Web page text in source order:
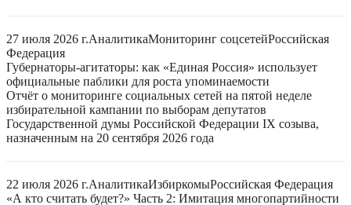
27 июля 2026 г.АналитикаМониторинг соцсетейРоссийская
Федерация
Губернаторы-агитаторы: как «Единая Россия» использует
официальные паблики для роста упоминаемости
Отчёт о мониторинге социальных сетей на пятой неделе
избирательной кампании по выборам депутатов
Государственной думы Российской Федерации IX созыва,
назначенным на 20 сентября 2026 года
22 июля 2026 г.АналитикаИзбиркомыРоссийская Федерация
«А кто считать будет?» Часть 2: Имитация многопартийности